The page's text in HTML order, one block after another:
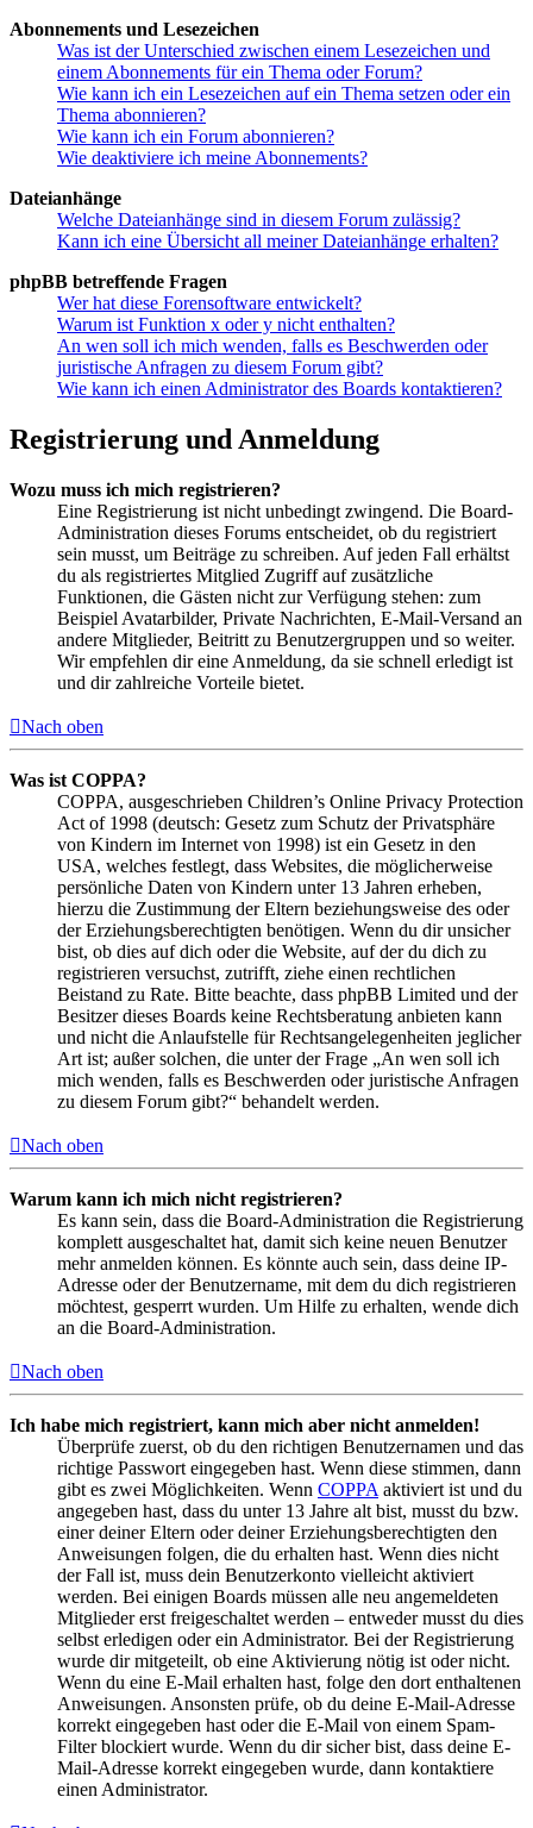
Abonnements und Lesezeichen
Was ist der Unterschied zwischen einem Lesezeichen und
einem Abonnements für ein Thema oder Forum?
Wie kann ich ein Lesezeichen auf ein Thema setzen oder ein
Thema abonnieren?
Wie kann ich ein Forum abonnieren?
Wie deaktiviere ich meine Abonnements?
Dateianhänge
Welche Dateianhänge sind in diesem Forum zulässig?
Kann ich eine Übersicht all meiner Dateianhänge erhalten?
phpBB betreffende Fragen
Wer hat diese Forensoftware entwickelt?
Warum ist Funktion x oder y nicht enthalten?
An wen soll ich mich wenden, falls es Beschwerden oder
juristische Anfragen zu diesem Forum gibt?
Wie kann ich einen Administrator des Boards kontaktieren?
Registrierung und Anmeldung
Wozu muss ich mich registrieren?
Eine Registrierung ist nicht unbedingt zwingend. Die Board-
Administration dieses Forums entscheidet, ob du registriert
sein musst, um Beiträge zu schreiben. Auf jeden Fall erhältst
du als registriertes Mitglied Zugriff auf zusätzliche
Funktionen, die Gästen nicht zur Verfügung stehen: zum
Beispiel Avatarbilder, Private Nachrichten, E-Mail-Versand an
andere Mitglieder, Beitritt zu Benutzergruppen und so weiter.
Wir empfehlen dir eine Anmeldung, da sie schnell erledigt ist
und dir zahlreiche Vorteile bietet.
Nach oben
Was ist COPPA?
COPPA, ausgeschrieben Children’s Online Privacy Protection
Act of 1998 (deutsch: Gesetz zum Schutz der Privatsphäre
von Kindern im Internet von 1998) ist ein Gesetz in den
USA, welches festlegt, dass Websites, die möglicherweise
persönliche Daten von Kindern unter 13 Jahren erheben,
hierzu die Zustimmung der Eltern beziehungsweise des oder
der Erziehungsberechtigten benötigen. Wenn du dir unsicher
bist, ob dies auf dich oder die Website, auf der du dich zu
registrieren versuchst, zutrifft, ziehe einen rechtlichen
Beistand zu Rate. Bitte beachte, dass phpBB Limited und der
Besitzer dieses Boards keine Rechtsberatung anbieten kann
und nicht die Anlaufstelle für Rechtsangelegenheiten jeglicher
Art ist; außer solchen, die unter der Frage „An wen soll ich
mich wenden, falls es Beschwerden oder juristische Anfragen
zu diesem Forum gibt?“ behandelt werden.
Nach oben
Warum kann ich mich nicht registrieren?
Es kann sein, dass die Board-Administration die Registrierung
komplett ausgeschaltet hat, damit sich keine neuen Benutzer
mehr anmelden können. Es könnte auch sein, dass deine IP-
Adresse oder der Benutzername, mit dem du dich registrieren
möchtest, gesperrt wurden. Um Hilfe zu erhalten, wende dich
an die Board-Administration.
Nach oben
Ich habe mich registriert, kann mich aber nicht anmelden!
Überprüfe zuerst, ob du den richtigen Benutzernamen und das
richtige Passwort eingegeben hast. Wenn diese stimmen, dann
gibt es zwei Möglichkeiten. Wenn COPPA aktiviert ist und du
angegeben hast, dass du unter 13 Jahre alt bist, musst du bzw.
einer deiner Eltern oder deiner Erziehungsberechtigten den
Anweisungen folgen, die du erhalten hast. Wenn dies nicht
der Fall ist, muss dein Benutzerkonto vielleicht aktiviert
werden. Bei einigen Boards müssen alle neu angemeldeten
Mitglieder erst freigeschaltet werden – entweder musst du dies
selbst erledigen oder ein Administrator. Bei der Registrierung
wurde dir mitgeteilt, ob eine Aktivierung nötig ist oder nicht.
Wenn du eine E-Mail erhalten hast, folge den dort enthaltenen
Anweisungen. Ansonsten prüfe, ob du deine E-Mail-Adresse
korrekt eingegeben hast oder die E-Mail von einem Spam-
Filter blockiert wurde. Wenn du dir sicher bist, dass deine E-
Mail-Adresse korrekt eingegeben wurde, dann kontaktiere
einen Administrator.